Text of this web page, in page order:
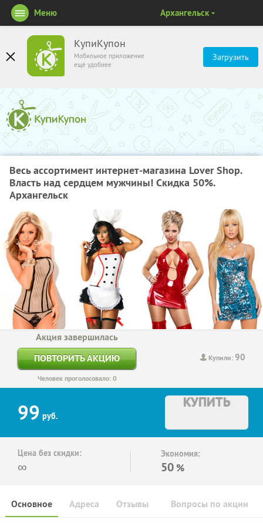
КупиКупон
Мобильное приложение
ещё удобнее
Загрузить
Меню Архангельск
Весь ассортимент интернет-магазина Lover Shop.
Власть над сердцем мужчины! Скидка 50%.
Архангельск
Купили:90
Акция завершилась
ПОВТОРИТЬ АКЦИЮ
Человек проголосовало: 0
99 руб.
КУПИТЬ
Цена без скидки:
∞
Экономия:
50 %
Основное Отзывы Вопросы по акции
Адреса